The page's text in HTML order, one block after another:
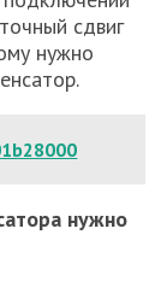
сдвиг
нужно
нужно